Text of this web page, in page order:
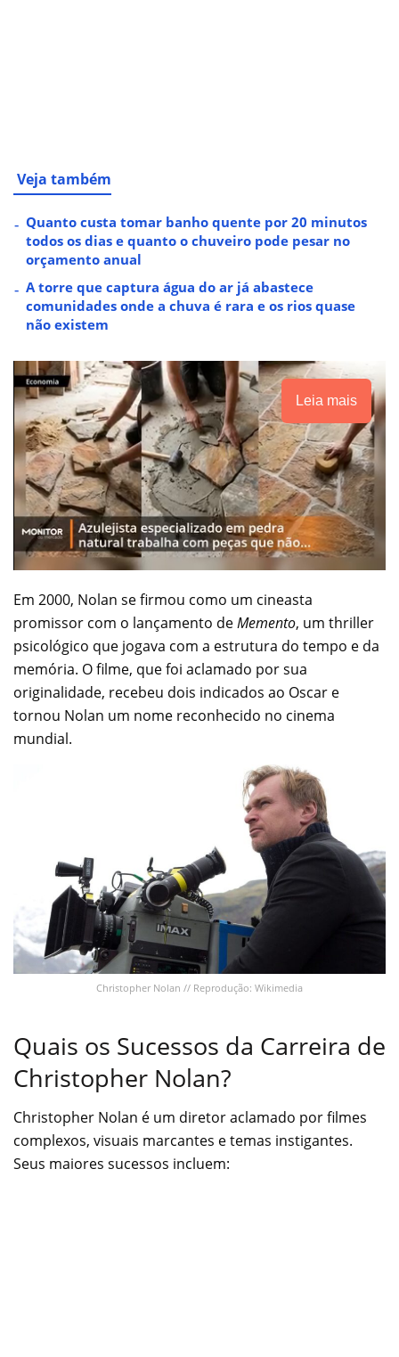
Veja também
Quanto custa tomar banho quente por 20 minutos
todos os dias e quanto o chuveiro pode pesar no
orçamento anual
A torre que captura água do ar já abastece
comunidades onde a chuva é rara e os rios quase
não existem
Leia mais
Em 2000, Nolan se firmou como um cineasta
promissor com o lançamento deMemento, um thriller
psicológico que jogava com a estrutura do tempo e da
memória. O filme, que foi aclamado por sua
originalidade, recebeu dois indicados ao Oscar e
tornou Nolan um nome reconhecido no cinema
mundial.
Christopher Nolan // Reprodução: Wikimedia
Quais os Sucessos da Carreira de
Christopher Nolan?
Christopher Nolan é um diretor aclamado por filmes
complexos, visuais marcantes e temas instigantes.
Seus maiores sucessos incluem: